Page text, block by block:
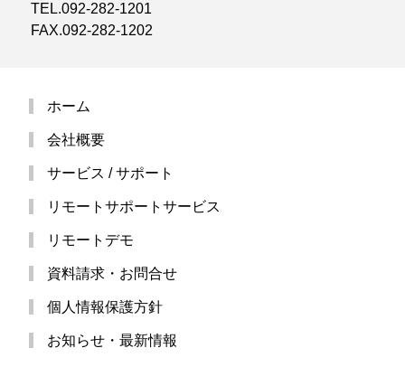
TEL.092-282-1201
FAX.092-282-1202
ホーム
会社概要
サービス / サポート
リモートサポートサービス
リモートデモ
資料請求・お問合せ
個人情報保護方針
お知らせ・最新情報